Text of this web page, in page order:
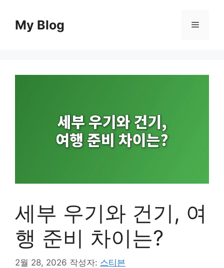
My Blog 메
세부 우기와 건기, 여
행 준비 차이는?
2월 28, 2026 작성자: 스티븐